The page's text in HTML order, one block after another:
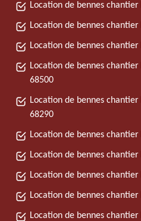
Location de bennes
Location de bennes
Location de bennes chantier
Location de bennes
68500
Location de bennes
68290
Location de bennes
Location de bennes
Location de bennes
Location de bennes
Location de bennes